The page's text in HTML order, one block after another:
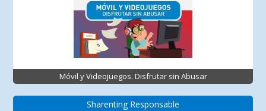
Móvil y Videojuegos. Disfrutar sin Abusar
Sharenting Responsable